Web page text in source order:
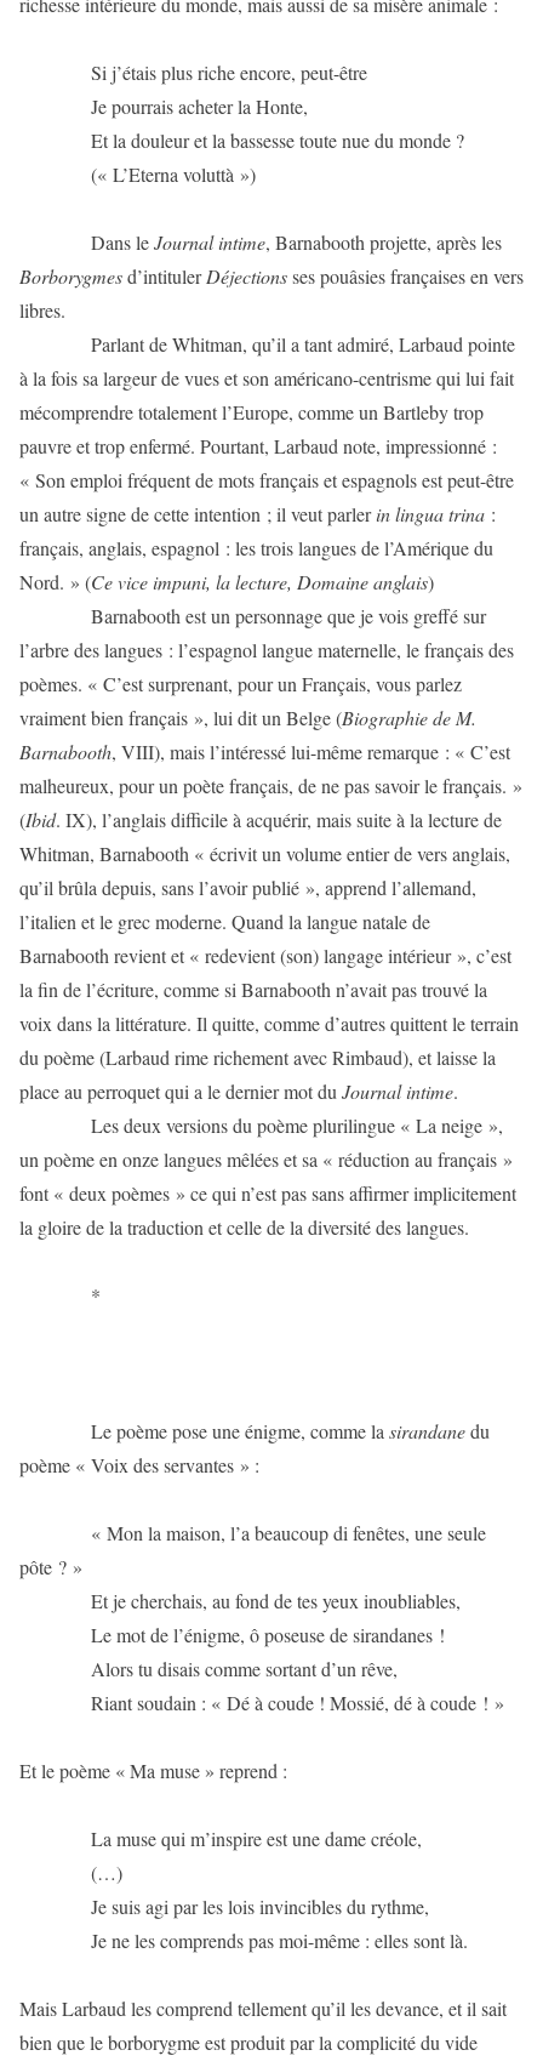
Si j’étais plus riche encore, peut-être
Je pourrais acheter la Honte,
Et la douleur et la bassesse toute nue du monde ?
(« L’Eterna voluttà »)
Dans leJournal intime, Barnabooth projette, après les
Borborygmesd’intitulerDéjectionsses pouâsies françaises en vers
libres.
Parlant de Whitman, qu’il a tant admiré, Larbaud pointe
à la fois sa largeur de vues et son américano-centrisme qui lui fait
mécomprendre totalement l’Europe, comme un Bartleby trop
pauvre et trop enfermé. Pourtant, Larbaud note, impressionné :
« Son emploi fréquent de mots français et espagnols est peut-être
un autre signe de cette intention ; il veut parlerin lingua trina :
français, anglais, espagnol : les trois langues de l’Amérique du
Nord. » (Ce vice impuni, la lecture, Domaine anglais)
Barnabooth est un personnage que je vois greffé sur
l’arbre des langues : l’espagnol langue maternelle, le français des
poèmes. « C’est surprenant, pour un Français, vous parlez
vraiment bien français », lui dit un Belge (Biographie de M.
Barnabooth, VIII), mais l’intéressé lui-même remarque : « C’est
malheureux, pour un poète français, de ne pas savoir le français. »
(Ibid. IX), l’anglais difficile à acquérir, mais suite à la lecture de
Whitman, Barnabooth « écrivit un volume entier de vers anglais,
qu’il brûla depuis, sans l’avoir publié », apprend l’allemand,
l’italien et le grec moderne. Quand la langue natale de
Barnabooth revient et « redevient (son) langage intérieur », c’est
la fin de l’écriture, comme si Barnabooth n’avait pas trouvé la
voix dans la littérature. Il quitte, comme d’autres quittent le terrain
du poème (Larbaud rime richement avec Rimbaud), et laisse la
place au perroquet qui a le dernier mot du Journal intime.
Les deux versions du poème plurilingue « La neige »,
un poème en onze langues mêlées et sa « réduction au français »
font « deux poèmes » ce qui n’est pas sans affirmer implicitement
la gloire de la traduction et celle de la diversité des langues.
*
Le poème pose une énigme, comme la sirandanedu
poème « Voix des servantes » :
« Mon la maison, l’a beaucoup di fenêtes, une seule
pôte ? »
Et je cherchais, au fond de tes yeux inoubliables,
Le mot de l’énigme, ô poseuse de sirandanes !
Alors tu disais comme sortant d’un rêve,
Riant soudain : « Dé à coude ! Mossié, dé à coude ! »
Et le poème « Ma muse » reprend :
La muse qui m’inspire est une dame créole,
(…)
Je suis agi par les lois invincibles du rythme,
Je ne les comprends pas moi-même : elles sont là.
Mais Larbaud les comprend tellement qu’il les devance, et il sait
bien que le borborygme est produit par la complicité du vide